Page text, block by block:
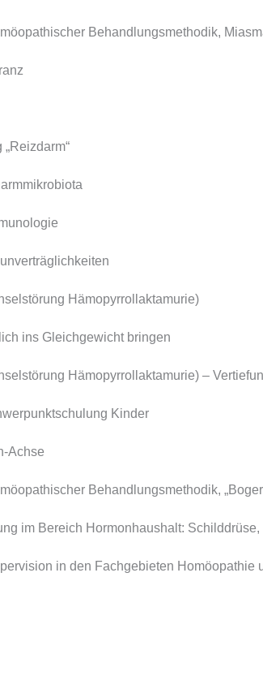
Behandlungsmethodik,
Hämopyrrollaktamurie)
ins Gleichgewicht bringen
Hämopyrrollaktamurie) –
Kinder
Achse
Behandlungsmethodik,
im Bereich Hormonhaushalt: Schilddrüse,
in den Fachgebieten Homöopathie